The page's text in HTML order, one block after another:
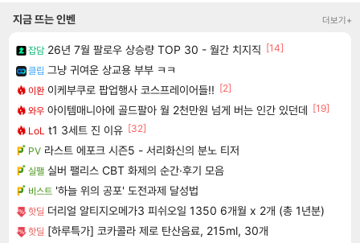
지금 뜨는 인벤 더보기+
잡담 26년 7월 팔로우 상승량 TOP 30 - 월간 치지직 [14]
클립 그냥 귀여운 상교용 부부 ㅋㅋ
이환 이케부쿠로 팝업행사 코스프레이어들!! [2]
와우 아이템매니아에 골드팔아 월 2천만원 넘게 버는 인간 있던데 [19]
LoL t1 3세트 진 이유 [32]
PV 라스트 에포크 시즌5 - 서리화신의 분노 티저
실팰 실버 팰리스 CBT 화제의 순간·후기 모음
비스트 '하늘 위의 공포' 도전과제 달성법
핫딜 더리얼 알티지오메가3 피쉬오일 1350 6개월 x 2개 (총 1년분)
핫딜 [하루특가] 코카콜라 제로 탄산음료, 215ml, 30개